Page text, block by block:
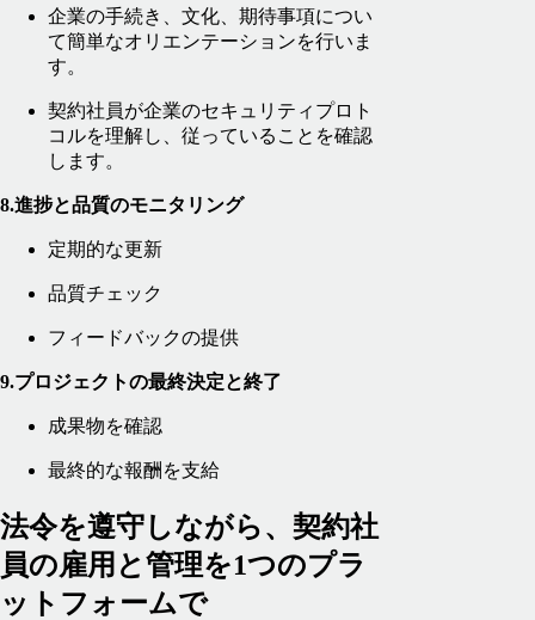
企業の手続き、文化、期待事項につい
て簡単なオリエンテーションを行いま
す。
契約社員が企業のセキュリティプロト
コルを理解し、従っていることを確認
します。
8.進捗と品質のモニタリング
定期的な更新
品質チェック
フィードバックの提供
9.プロジェクトの最終決定と終了
成果物を確認
最終的な報酬を支給
法令を遵守しながら、契約社
員の雇用と管理を1つのプラ
ットフォームで